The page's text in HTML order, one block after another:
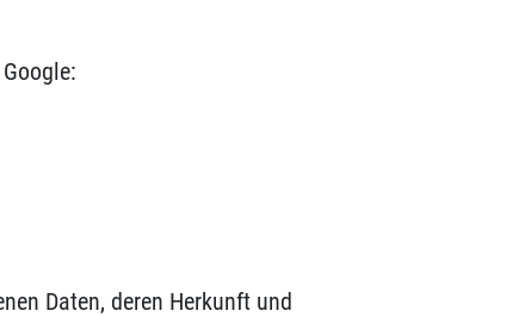
Daten, deren Herkunft und